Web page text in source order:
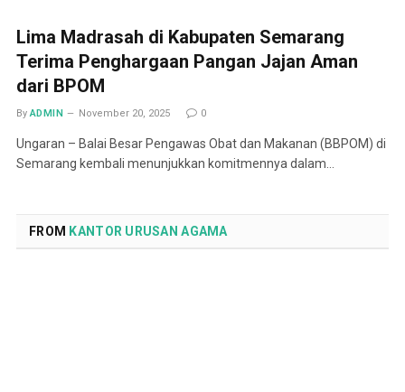
Lima Madrasah di Kabupaten Semarang
Terima Penghargaan Pangan Jajan Aman
dari BPOM
By ADMIN November 20, 2025 0
Ungaran – Balai Besar Pengawas Obat dan Makanan (BBPOM) di
Semarang kembali menunjukkan komitmennya dalam…
FROM KANTOR URUSAN AGAMA